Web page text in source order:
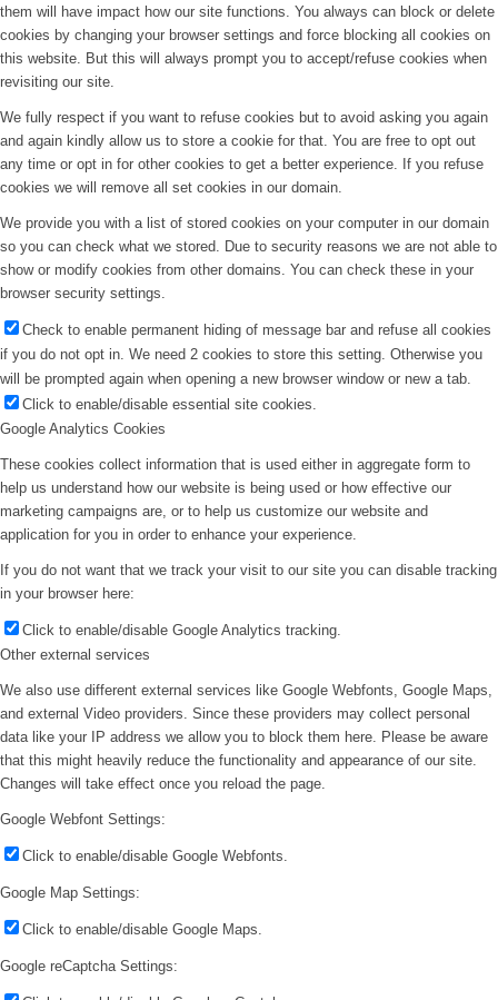
them will have impact how our site functions. You always can block or delete
cookies by changing your browser settings and force blocking all cookies on
this website. But this will always prompt you to accept/refuse cookies when
revisiting our site.
We fully respect if you want to refuse cookies but to avoid asking you again
and again kindly allow us to store a cookie for that. You are free to opt out
any time or opt in for other cookies to get a better experience. If you refuse
cookies we will remove all set cookies in our domain.
We provide you with a list of stored cookies on your computer in our domain
so you can check what we stored. Due to security reasons we are not able to
show or modify cookies from other domains. You can check these in your
browser security settings.
Check to enable permanent hiding of message bar and refuse all cookies
if you do not opt in. We need 2 cookies to store this setting. Otherwise you
will be prompted again when opening a new browser window or new a tab.
Click to enable/disable essential site cookies.
Google Analytics Cookies
These cookies collect information that is used either in aggregate form to
help us understand how our website is being used or how effective our
marketing campaigns are, or to help us customize our website and
application for you in order to enhance your experience.
If you do not want that we track your visit to our site you can disable tracking
in your browser here:
Click to enable/disable Google Analytics tracking.
Other external services
We also use different external services like Google Webfonts, Google Maps,
and external Video providers. Since these providers may collect personal
data like your IP address we allow you to block them here. Please be aware
that this might heavily reduce the functionality and appearance of our site.
Changes will take effect once you reload the page.
Google Webfont Settings:
Click to enable/disable Google Webfonts.
Google Map Settings:
Click to enable/disable Google Maps.
Google reCaptcha Settings: